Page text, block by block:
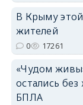
В Крыму
жителей
0 17261
«Чудом
остались
БПЛА